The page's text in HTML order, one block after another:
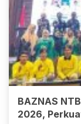
BAZNAS
2026,